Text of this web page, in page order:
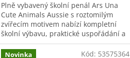
Plně vybavený školní penál Ars Una
Cute Animals Aussie s roztomilým
zvířecím motivem nabízí kompletní
školní výbavu, praktické uspořádání a
odolné provedení pro děti na 1....
Novinka Kód: 53575364